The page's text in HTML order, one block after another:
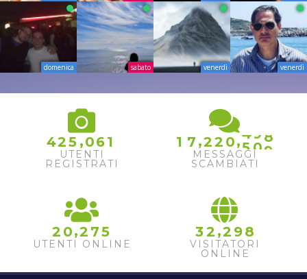
domenica sabato venerdì venerdì
425 ,061
UTENTI
REGISTRATI
1 7 ,22 0,5 0
6
9
0
MESSAGGI
SCAMBIATI
2 0,2 75
UTENTI ONLINE
32 ,2 98
VISITATORI
ONLINE